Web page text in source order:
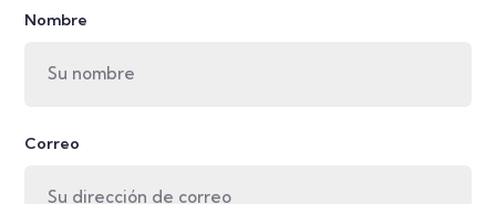
Nombre
Correo